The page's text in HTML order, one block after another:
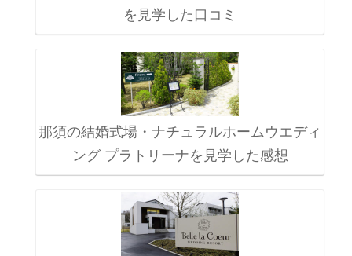
を見学した口コミ
那須の結婚式場・ナチュラルホームウエディ
ング プラトリーナを見学した感想